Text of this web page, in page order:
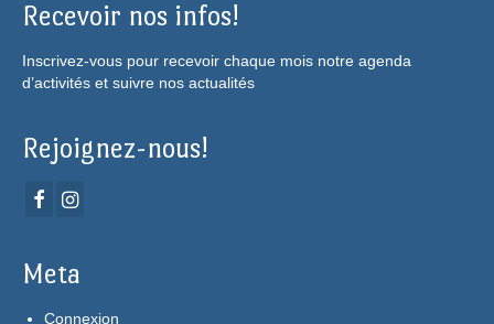
Recevoir nos infos!
Inscrivez-vous pour recevoir chaque mois notre agenda
d’activités et suivre nos actualités
Rejoignez-nous!
Meta
Connexion